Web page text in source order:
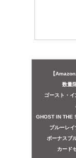
【
数量
ゴースト・
GHOST IN THE
ブルーレ
ボーナスブ
カード